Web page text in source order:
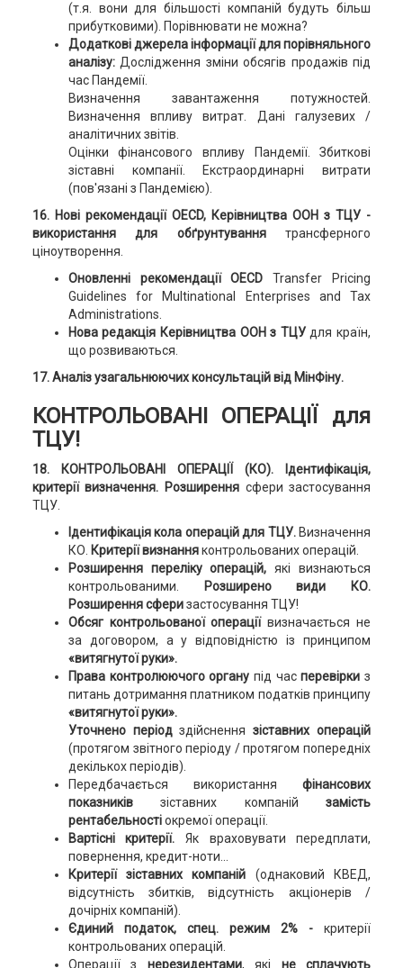
(т.я. вони для більшості компаній будуть більш
прибутковими). Порівнювати не можна?
Додаткові джерела інформації для порівняльного
аналізу:Дослідження зміни обсягів продажів під
час Пандемії.
Визначення завантаження потужностей.
Визначення впливу витрат. Дані галузевих /
аналітичних звітів.
Оцінки фінансового впливу Пандемії. Збиткові
зіставні компанії. Екстраординарні витрати
(пов'язані з Пандемією).
16. Нові рекомендації OECD, Керівництва ООН з ТЦУ -
використання для обґрунтуваннятрансферного
ціноутворення.
Оновленні рекомендації OECDTransfer Pricing
Guidelines for Multinational Enterprises and Tax
Administrations.
Нова редакція Керівництва ООН з ТЦУдля країн,
що розвиваються.
17. Аналіз узагальнюючих консультацій від МінФіну.
КОНТРОЛЬОВАНІ ОПЕРАЦІЇ для
ТЦУ!
18. КОНТРОЛЬОВАНІ ОПЕРАЦІЇ (КО).
Ідентифікація,
критерії визначення. Розширення сфери застосування
ТЦУ.
Ідентифікація кола операцій для ТЦУ. Визначення
КО. Критеріївизнанняконтрольованих операцій.
Розширення переліку операцій,які визнаються
контрольованими. Розширено види КО.
Розширення сферизастосування ТЦУ!
Обсяг контрольованої операціївизначається не
за договором, а у відповідністю із принципом
«витягнутої руки».
Права контролюючого органу під часперевірки з
питань дотримання платником податків принципу
«витягнутої руки».
Уточнено періодздійснення зіставних операцій
(протягом звітного періоду / протягом попередніх
декількох періодів).
Передбачається використанняфінансових
показниківзіставних компанійзамість
рентабельностіокремої операції.
Вартісні критерії. Як враховувати передплати,
повернення, кредит-ноти...
Критерії зіставних компаній (однаковий КВЕД,
відсутність збитків, відсутність акціонерів /
дочірніх компаній).
Єдиний податок, спец. режим 2% -критерії
контрольованих операцій.
Операції з нерезидентами, які не сплачують